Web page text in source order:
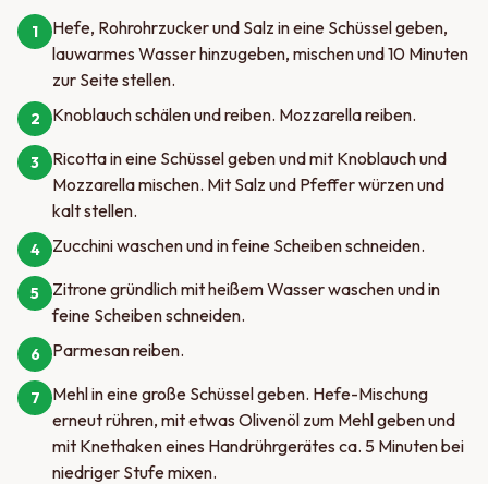
1
Hefe, Rohrohrzucker und Salz in eine Schüssel geben,
lauwarmes Wasser hinzugeben, mischen und 10 Minuten
zur Seite stellen.
2 Knoblauch schälen und reiben. Mozzarella reiben.
3
Ricotta in eine Schüssel geben und mit Knoblauch und
Mozzarella mischen. Mit Salz und Pfeffer würzen und
kalt stellen.
4 Zucchini waschen und in feine Scheiben schneiden.
5
Zitrone gründlich mit heißem Wasser waschen und in
feine Scheiben schneiden.
6 Parmesan reiben.
7
Mehl in eine große Schüssel geben. Hefe-Mischung
erneut rühren, mit etwas Olivenöl zum Mehl geben und
mit Knethaken eines Handrührgerätes ca. 5 Minuten bei
niedriger Stufe mixen.